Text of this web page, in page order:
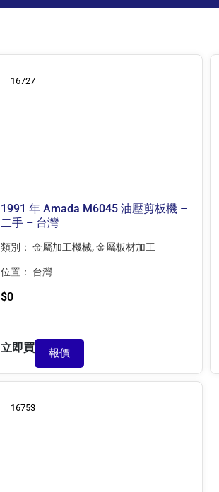
16727
1991 年 Amada M6045 油壓剪板機 –
二手 – 台灣
類別： 金屬加工機械,金屬板材加工
位置： 台灣
$0
立即買 報價
16753